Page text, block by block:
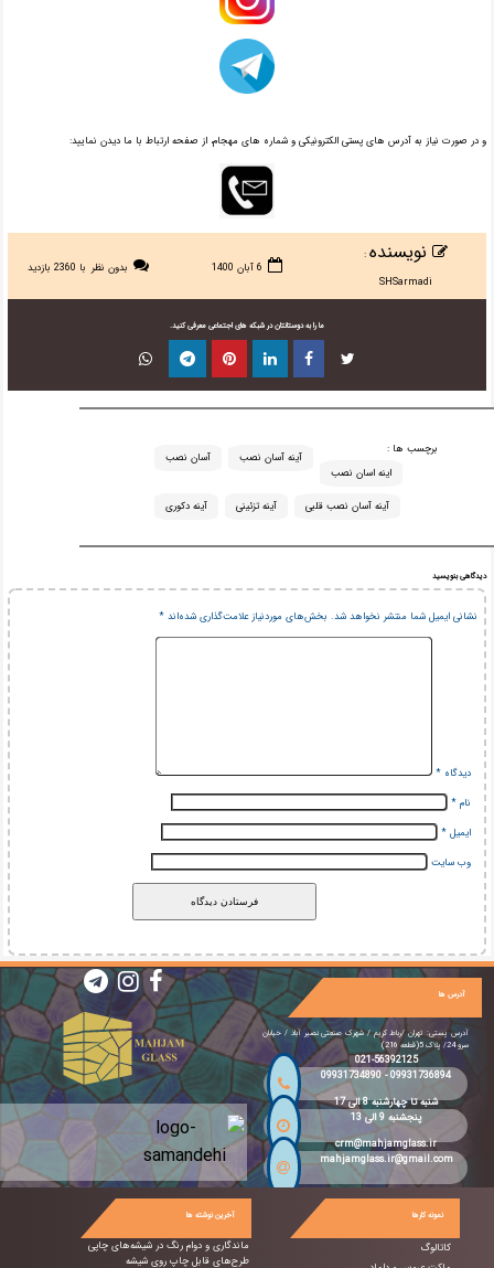
و در صورت نیاز به آدرس های پستی الکترونیکی و شماره های مهجام، از صفحه ارتباط با ما دیدن نمایید:
نویسنده:
SHSarmadi
6 آبان 1400 بدون نظر با 2360 بازدید
ما را به دوستانتان در شبکه های اجتماعی معرفی کنید.
برچسب ها :
آسان نصب آینه آسان نصب
آینه آسان نصب قلبی آینه تزئینی آینه دکوری
اینه اسان نصب
دیدگاهی بنویسید
نشانی ایمیل شما منتشر نخواهد شد. بخش‌های موردنیاز علامت‌گذاری شده‌اند*
دیدگاه*
نام*
ایمیل*
وب‌ سایت
آخرین نوشته ها
ماندگاری و دوام رنگ در شیشه‌های چاپی
طرح‌های قابل چاپ روی شیشه
نمونه کارها
کاتالوگ
آدرس ها
آدرس پستی: تهران /رباط کریم / شهرک صنعتی نصیر آباد / خیابان
سرو 24/ پلاک 5(قطعه 216)
021-56392125
09931736894
-
09931734890
شنبه تا چهارشنبه 8 الی 17
پنجشنبه 9 الی 13
crm@mahjamglass.ir
mahjamglass.ir@gmail.com